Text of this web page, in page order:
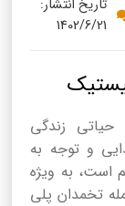
تاریخ انتشار:
1402/6/21
حیاتی زندگی
و توجه به
است، به ویژه
تخمدان پلی